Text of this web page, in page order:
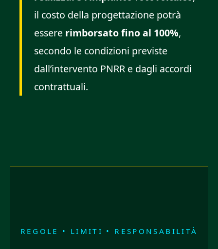
il costo della progettazione potrà
essere rimborsato fino al 100%,
secondo le condizioni previste
dall’intervento PNRR e dagli accordi
contrattuali.
REGOLE • LIMITI • RESPONSABILITÀ